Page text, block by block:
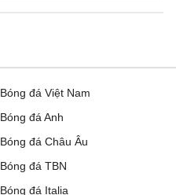
Bóng đá Việt Nam
Bóng đá Anh
Bóng đá Châu Âu
Bóng đá TBN
Bóng đá Italia